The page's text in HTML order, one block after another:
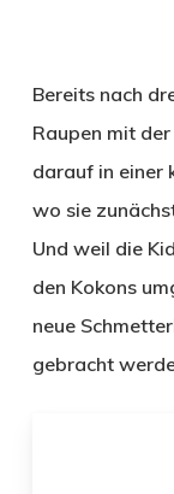
Bereits nach
Raupen mit
darauf in einer
wo sie
Und weil die
den Kokons
neue
gebracht